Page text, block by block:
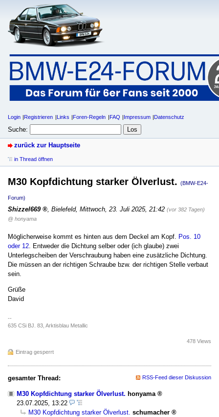
Login Registrieren Links Foren-Regeln FAQ Impressum Datenschutz
Suche:
zurück zur Hauptseite
in Thread öffnen
M30 Kopfdichtung starker Ölverlust. (BMW-E24-
Forum)
Shizzel669 Bielefeld, Mittwoch, 23. Juli 2025, 21:42 (vor 382 Tagen)
@ honyama
Möglicherweise kommt es hinten aus dem Deckel am Kopf. Pos. 10
oder 12 . Entweder die Dichtung selber oder (ich glaube) zwei
Unterlegscheiben der Verschraubung haben eine zusätzliche Dichtung.
Die müssen an der richtigen Schraube bzw. der richtigen Stelle verbaut
sein.
Grüße
David
--
635 CSi BJ. 83, Arktisblau Metallic
Eintrag gesperrt
478 Views
gesamter Thread: RSS-Feed dieser Diskussion
M30 Kopfdichtung starker Ölverlust. honyama
23.07.2025, 13:22
M30 Kopfdichtung starker Ölverlust. schumacher